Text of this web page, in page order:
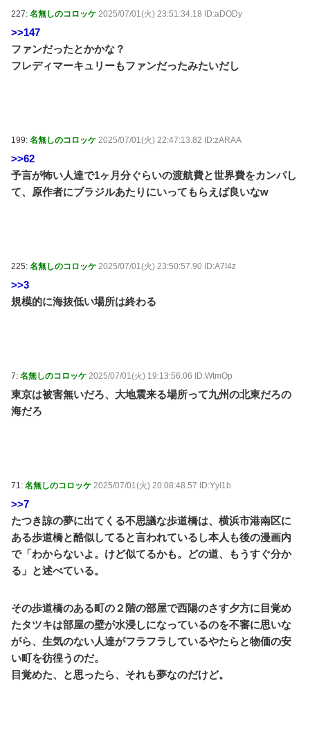
227: 名無しのコロッケ 2025/07/01(火) 23:51:34.18 ID:aDODy
>>147
ファンだったとかかな？
フレディマーキュリーもファンだったみたいだし
199: 名無しのコロッケ 2025/07/01(火) 22:47:13.82 ID:zARAA
>>62
予言が怖い人達で1ヶ月分ぐらいの渡航費と世界費をカンパし
て、原作者にブラジルあたりにいってもらえば良いなw
225: 名無しのコロッケ 2025/07/01(火) 23:50:57.90 ID:A7I4z
>>3
規模的に海抜低い場所は終わる
7: 名無しのコロッケ 2025/07/01(火) 19:13:56.06 ID:WtmOp
東京は被害無いだろ、大地震来る場所って九州の北東だろの
海だろ
71: 名無しのコロッケ 2025/07/01(火) 20:08:48.57 ID:YyI1b
>>7
たつき諒の夢に出てくる不思議な歩道橋は、横浜市港南区に
ある歩道橋と酷似してると言われているし本人も後の漫画内
で「わからないよ。けど似てるかも。どの道、もうすぐ分か
る」と述べている。
その歩道橋のある町の２階の部屋で西陽のさす夕方に目覚め
たタツキは部屋の壁が水浸しになっているのを不審に思いな
がら、生気のない人達がフラフラしているやたらと物価の安
い町を彷徨うのだ。
目覚めた、と思ったら、それも夢なのだけど。